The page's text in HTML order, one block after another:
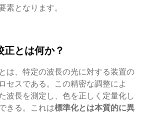
素となります。
とは何か？
は、特定の波長の光に対する装置の
セスである。この精密な調整によ
波長を測定し、色を正しく定量化し
きる。これは標準化とは本質的に異